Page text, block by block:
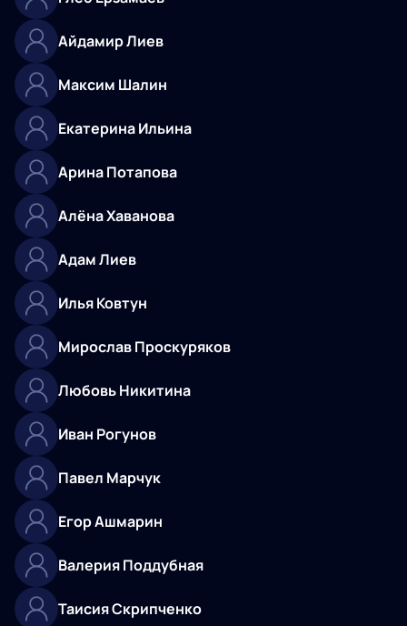
Айдамир Лиев
Максим Шалин
Екатерина Ильина
Арина Потапова
Алёна Хаванова
Адам Лиев
Илья Ковтун
Мирослав Проскуряков
Любовь Никитина
Иван Рогунов
Павел Марчук
Егор Ашмарин
Валерия Поддубная
Таисия Скрипченко